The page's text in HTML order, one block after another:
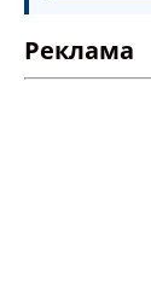
Реклама